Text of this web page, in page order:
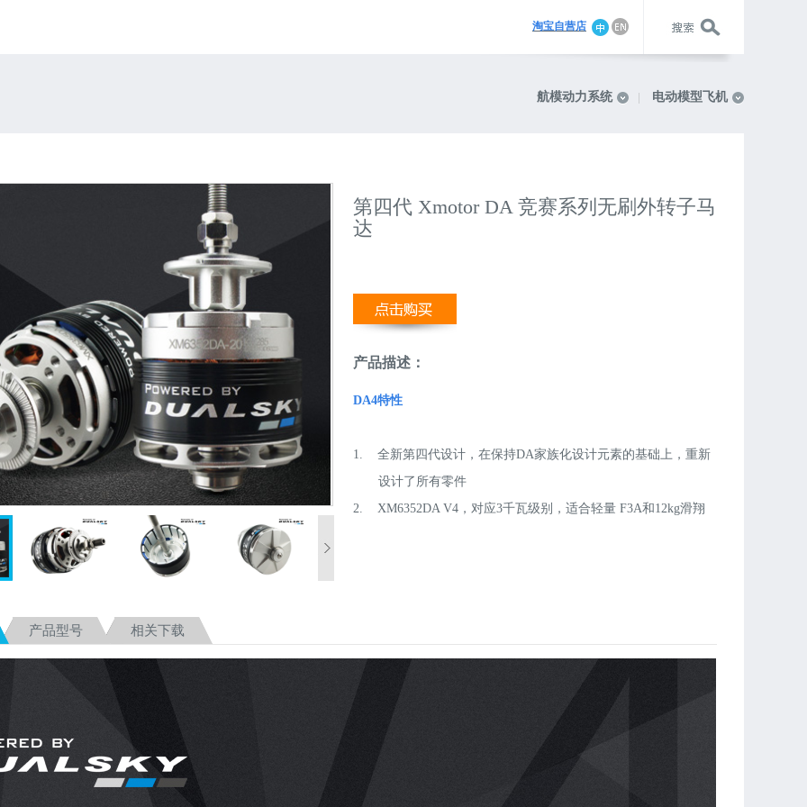
淘宝自营店
航模动力系统 电动模型飞机
第四代 Xmotor DA 竞赛系列无刷外转子马
达
产品描述：
DA4特性
1. 全新第四代设计，在保持DA家族化设计元素的基础上，重新
设计了所有零件
2. XM6352DA V4，对应3千瓦级别，适合轻量 F3A和12kg滑翔
5. 空心主轴和轻量化零件，整体减重7%-10%
6. 采用3颗EZO轴承，配合精密的转子动平衡，电机免维护工作
8. 两款电机总长度统一，配件通用，可以无缝替换
9. 推荐使用DUALSKY SUMMIT 100HV （Pattern Flight
产品型号 相关下载